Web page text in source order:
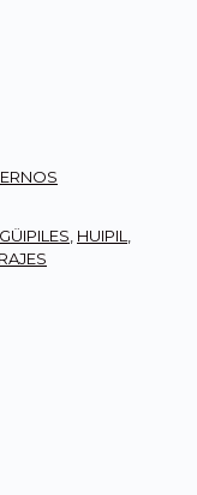
GÜIPILES HUIPIL